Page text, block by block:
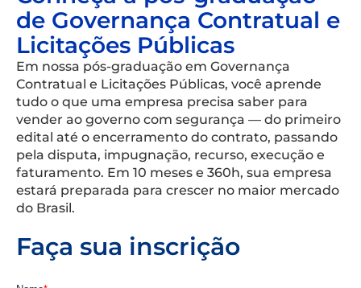
de Governança Contratual e
Licitações Públicas
Em nossa pós-graduação em Governança
Contratual e Licitações Públicas, você aprende
tudo o que uma empresa precisa saber para
vender ao governo com segurança — do primeiro
edital até o encerramento do contrato, passando
pela disputa, impugnação, recurso, execução e
faturamento. Em 10 meses e 360h, sua empresa
estará preparada para crescer no maior mercado
do Brasil.
Faça sua inscrição